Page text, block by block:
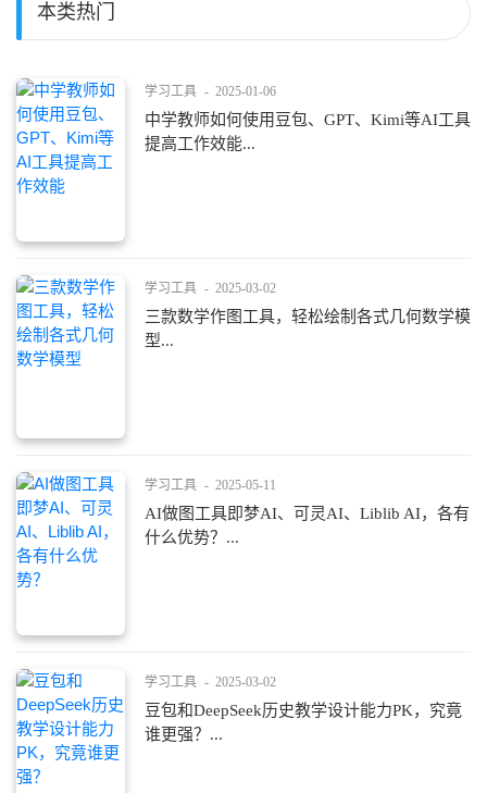
本类热门
学习工具 - 2025-01-06
中学教师如何使用豆包、GPT、Kimi等AI工具
提高工作效能...
学习工具 - 2025-03-02
三款数学作图工具，轻松绘制各式几何数学模
型...
学习工具 - 2025-05-11
AI做图工具即梦AI、可灵AI、Liblib AI，各有
什么优势？...
学习工具 - 2025-03-02
豆包和DeepSeek历史教学设计能力PK，究竟
谁更强？...